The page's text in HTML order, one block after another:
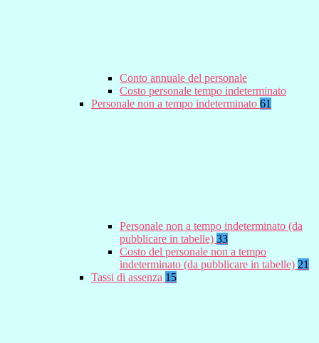
Conto annuale del personale
Costo personale tempo indeterminato
Personale non a tempo indeterminato 61
Personale non a tempo indeterminato (da
pubblicare in tabelle) 33
Costo del personale non a tempo
indeterminato (da pubblicare in tabelle) 21
Tassi di assenza 15